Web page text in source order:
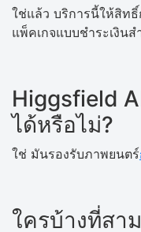
ใช่แล้ว บริการนี้ให้สิท
แพ็คเกจแบบชำระเงิน
Higgsfield
ได้หรือไม่?
ใช่ มันรองรับภาพยนตร์
ใครบ้างที่สา